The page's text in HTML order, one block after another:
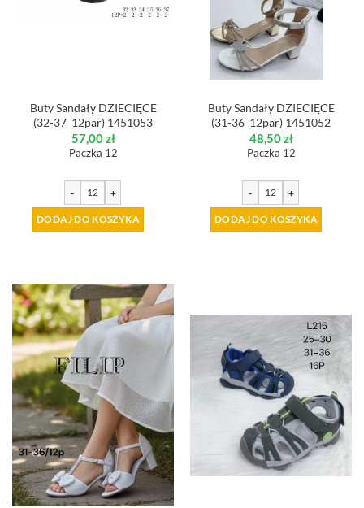
Buty Sandały DZIECIĘCE
(32-37_12par) 1451053
57,00zł
Paczka 12
- +
DODAJ DO KOSZYKA
Buty Sandały DZIECIĘCE
(31-36_12par) 1451052
48,50zł
Paczka 12
- +
DODAJ DO KOSZYKA